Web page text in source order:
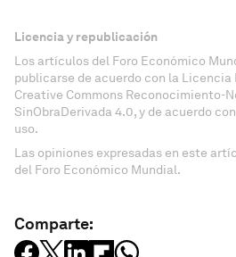
Licencia y republicación
Los artículos del Foro Económico
publicarse de acuerdo con la
Creative Commons Reconocimiento-
SinObraDerivada 4.0, y de acuerdo
uso.
Las opiniones expresadas en este
del Foro Económico Mundial.
Comparte: